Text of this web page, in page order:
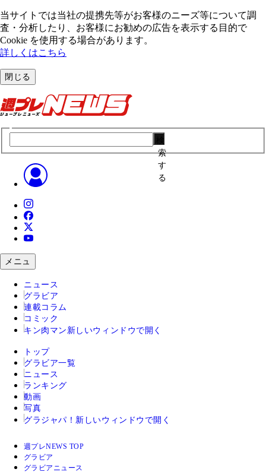
当サイトでは当社の提携先等がお客様のニーズ等について調
査・分析したり、お客様にお勧めの広告を表⽰する⽬的で
Cookie を使⽤する場合があります。
詳しくはこちら
閉じる
索
す
る
メニュ
ニュース
グラビア
連載コラム
コミック
キン肉マン 新しいウィンドウで開く
トップ
グラビア一覧
ニュース
ランキング
動画
写真
グラジャパ！ 新しいウィンドウで開く
週プレNEWS TOP
グラビア
グラビアニュース